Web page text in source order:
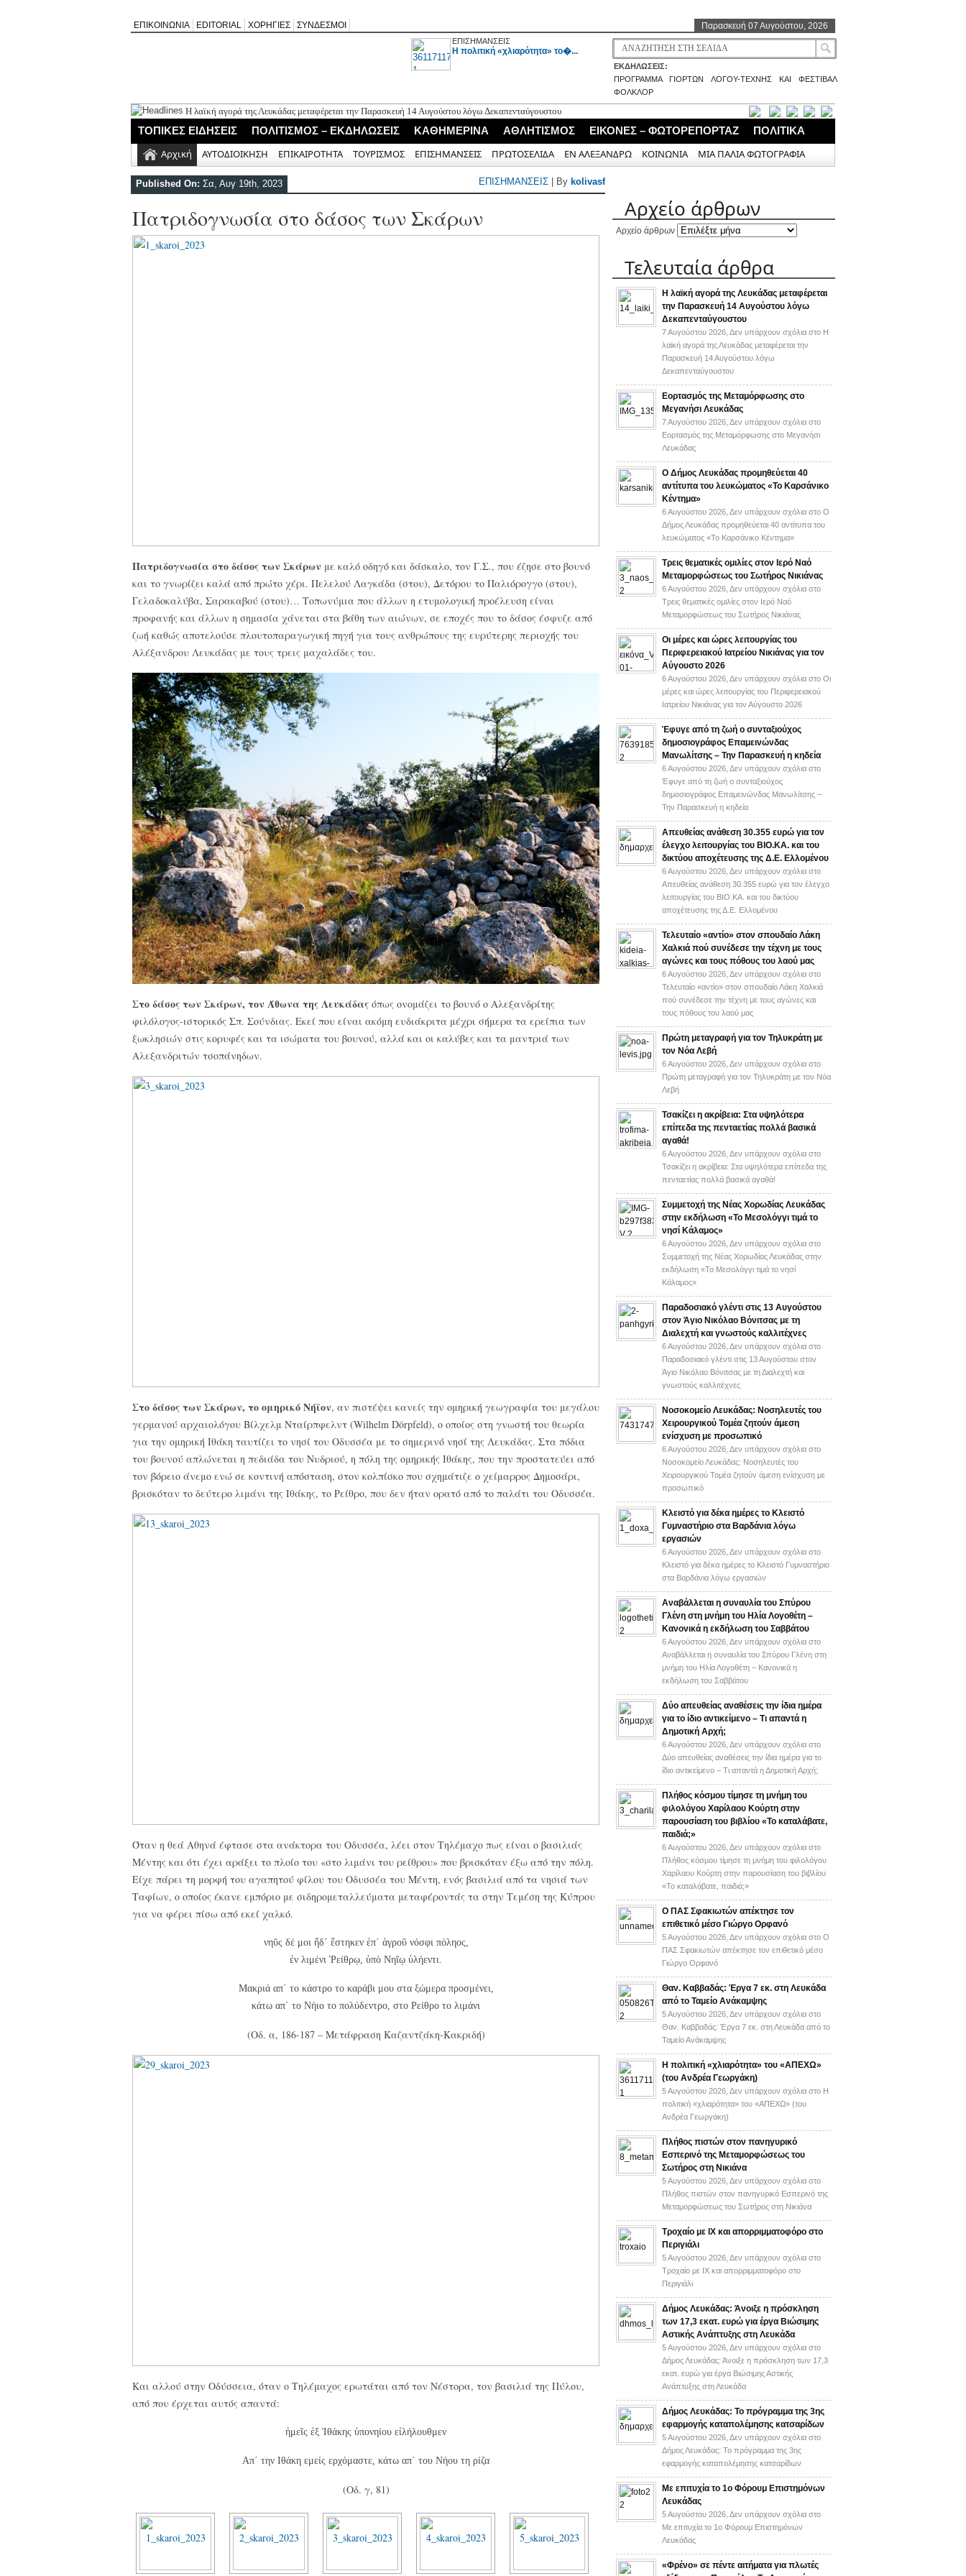
ΕΠΙΚΟΙΝΩΝΙΑ EDITORIAL ΧΟΡΗΓΙΕΣ ΣΥΝΔΕΣΜΟΙ Παρασκευή 07 Αυγούστου, 2026
ΕΠΙΣΗΜΑΝΣΕΙΣ
H πολιτική «χλιαρότητα» το�...
ΕΚΔΗΛΩΣΕΙΣ:
ΠΡΟΓΡΑΜΜΑ ΓΙΟΡΤΩΝ ΛΟΓΟΥ-ΤΕΧΝΗΣ ΚΑΙ ΦΕΣΤΙΒΑΛ
ΦΟΛΚΛΟΡ
Η λαϊκή αγορά της Λευκάδας μεταφέρεται την Παρασκευή 14 Αυγούστου λόγω Δεκαπενταύγουστου
Εορτασμός της Μεταμόρφωσης στο Μεγανήσι Λευκάδας
Ο Δήμος Λευκάδας προμηθεύεται 40 αντίτυπα του λευκώματος «Το Καρσάνικο Κέντημα»
Τρεις θεματικές ομιλίες στον Ιερό Ναό Μεταμορφώσεως του Σωτήρος Νικιάνας
Οι μέρες και ώρες λειτουργίας του Περιφερειακού Ιατρείου Νικιάνας για τον Αύγουστο 2026
ΤΟΠΙΚΕΣ ΕΙΔΗΣΕΙΣ ΠΟΛΙΤΙΣΜΟΣ – ΕΚΔΗΛΩΣΕΙΣ ΚΑΘΗΜΕΡΙΝΑ ΑΘΛΗΤΙΣΜΟΣ ΕΙΚΟΝΕΣ – ΦΩΤΟΡΕΠΟΡΤΑΖ ΠΟΛΙΤΙΚΑ
Αρχική ΑΥΤΟΔΙΟΙΚΗΣΗ ΕΠΙΚΑΙΡΟΤΗΤΑ ΤΟΥΡΙΣΜΟΣ ΕΠΙΣΗΜΑΝΣΕΙΣ ΠΡΩΤΟΣΕΛΙΔΑ ΕΝ ΑΛΕΞΑΝΔΡΩ ΚΟΙΝΩΝΙΑ ΜΙΑ ΠΑΛΙΑ ΦΩΤΟΓΡΑΦΙΑ
Published On: Σα, Αυγ 19th, 2023 ΕΠΙΣΗΜΑΝΣΕΙΣ | By kolivasf
Πατριδογνωσία στο δάσος των Σκάρων
Πατριδογνωσία στο δάσος των Σκάρων με καλό οδηγό και δάσκαλο, τον Γ.Σ., που έζησε στο βουνό
και το γνωρίζει καλά από πρώτο χέρι. Πελελού Λαγκάδα (στου), Δετόρου το Παλιόρογγο (στου),
Γελαδοκαλύβα, Σαρακαβού (στου)… Τοπωνύμια που άλλων η ετυμολογική προέλευση είναι
προφανής και άλλων η σημασία χάνεται στα βάθη των αιώνων, σε εποχές που το δάσος έσφυζε από
ζωή καθώς αποτελούσε πλουτοπαραγωγική πηγή για τους ανθρώπους της ευρύτερης περιοχής του
Αλέξανδρου Λευκάδας με τους τρεις μαχαλάδες του.
Στο δάσος των Σκάρων, τον Άθωνα της Λευκάδας όπως ονομάζει το βουνό ο Αλεξανδρίτης
φιλόλογος-ιστορικός Σπ. Σούνδιας. Εκεί που είναι ακόμη ευδιάκριτα μέχρι σήμερα τα ερείπια των
ξωκλησιών στις κορυφές και τα ισώματα του βουνού, αλλά και οι καλύβες και τα μαντριά των
Αλεξανδριτών τσοπάνηδων.
Στο δάσος των Σκάρων, το ομηρικό Νήϊον, αν πιστέψει κανείς την ομηρική γεωγραφία του μεγάλου
γερμανού αρχαιολόγου Βίλχελμ Νταίρπφελντ (Wilhelm Dörpfeld), ο οποίος στη γνωστή του θεωρία
για την ομηρική Ιθάκη ταυτίζει το νησί του Οδυσσέα με το σημερινό νησί της Λευκάδας. Στα πόδια
του βουνού απλώνεται η πεδιάδα του Νυδριού, η πόλη της ομηρικής Ιθάκης, που την προστατεύει από
τον βόρειο άνεμο ενώ σε κοντινή απόσταση, στον κολπίσκο που σχημάτιζε ο χείμαρρος Δημοσάρι,
βρισκόταν το δεύτερο λιμάνι της Ιθάκης, το Ρείθρο, που δεν ήταν ορατό από το παλάτι του Οδυσσέα.
Όταν η θεά Αθηνά έφτασε στα ανάκτορα του Οδυσσέα, λέει στον Τηλέμαχο πως είναι ο βασιλιάς
Μέντης και ότι έχει αράξει το πλοίο του «στο λιμάνι του ρείθρου» που βρισκόταν έξω από την πόλη.
Είχε πάρει τη μορφή του αγαπητού φίλου του Οδυσσέα του Μέντη, ενός βασιλιά από τα νησιά των
Ταφίων, ο οποίος έκανε εμπόριο με σιδηρομεταλλεύματα μεταφέροντάς τα στην Τεμέση της Κύπρου
για να φέρει πίσω από εκεί χαλκό.
νηῦς δέ μοι ἥδ΄ ἕστηκεν ἐπ΄ ἀγροῦ νόσφι πόληος,
ἐν λιμένι Ῥείθρῳ, ὑπὸ Νηΐῳ ὑλήεντι.
Μακριά απ΄ το κάστρο το καράβι μου στα ξώμερα προσμένει,
κάτω απ΄ το Νήιο το πολύδεντρο, στο Ρείθρο το λιμάνι
(Οδ. α, 186-187 – Μετάφραση Καζαντζάκη-Κακριδή)
Και αλλού στην Οδύσσεια, όταν ο Τηλέμαχος ερωτάται από τον Νέστορα, τον βασιλιά της Πύλου,
από που έρχεται αυτός απαντά:
ἡμεῖς ἐξ Ἰθάκης ὑπονηίου εἰλήλουθμεν
Απ΄ την Ιθάκη εμείς ερχόμαστε, κάτω απ΄ του Νήου τη ρίζα
(Οδ. γ, 81)
Αρχείο άρθρων
Αρχείο άρθρων
Τελευταία άρθρα
Η λαϊκή αγορά της Λευκάδας μεταφέρεται
την Παρασκευή 14 Αυγούστου λόγω
Δεκαπενταύγουστου
7 Αυγούστου 2026, Δεν υπάρχουν σχόλια στο Η
λαϊκή αγορά της Λευκάδας μεταφέρεται την
Παρασκευή 14 Αυγούστου λόγω
Δεκαπενταύγουστου
Εορτασμός της Μεταμόρφωσης στο
Μεγανήσι Λευκάδας
7 Αυγούστου 2026, Δεν υπάρχουν σχόλια στο
Εορτασμός της Μεταμόρφωσης στο Μεγανήσι
Λευκάδας
Ο Δήμος Λευκάδας προμηθεύεται 40
αντίτυπα του λευκώματος «Το Καρσάνικο
Κέντημα»
6 Αυγούστου 2026, Δεν υπάρχουν σχόλια στο Ο
Δήμος Λευκάδας προμηθεύεται 40 αντίτυπα του
λευκώματος «Το Καρσάνικο Κέντημα»
Τρεις θεματικές ομιλίες στον Ιερό Ναό
Μεταμορφώσεως του Σωτήρος Νικιάνας
6 Αυγούστου 2026, Δεν υπάρχουν σχόλια στο
Τρεις θεματικές ομιλίες στον Ιερό Ναό
Μεταμορφώσεως του Σωτήρος Νικιάνας
Οι μέρες και ώρες λειτουργίας του
Περιφερειακού Ιατρείου Νικιάνας για τον
Αύγουστο 2026
6 Αυγούστου 2026, Δεν υπάρχουν σχόλια στο Οι
μέρες και ώρες λειτουργίας του Περιφερειακού
Ιατρείου Νικιάνας για τον Αύγουστο 2026
Έφυγε από τη ζωή ο συνταξιούχος
δημοσιογράφος Επαμεινώνδας
Μανωλίτσης – Την Παρασκευή η κηδεία
6 Αυγούστου 2026, Δεν υπάρχουν σχόλια στο
Έφυγε από τη ζωή ο συνταξιούχος
δημοσιογράφος Επαμεινώνδας Μανωλίτσης –
Την Παρασκευή η κηδεία
Απευθείας ανάθεση 30.355 ευρώ για τον
έλεγχο λειτουργίας του ΒΙΟ.ΚΑ. και του
δικτύου αποχέτευσης της Δ.Ε. Ελλομένου
6 Αυγούστου 2026, Δεν υπάρχουν σχόλια στο
Απευθείας ανάθεση 30.355 ευρώ για τον έλεγχο
λειτουργίας του ΒΙΟ.ΚΑ. και του δικτύου
αποχέτευσης της Δ.Ε. Ελλομένου
Τελευταίο «αντίο» στον σπουδαίο Λάκη
Χαλκιά πού συνέδεσε την τέχνη με τους
αγώνες και τους πόθους του λαού μας
6 Αυγούστου 2026, Δεν υπάρχουν σχόλια στο
Τελευταίο «αντίο» στον σπουδαίο Λάκη Χαλκιά
πού συνέδεσε την τέχνη με τους αγώνες και
τους πόθους του λαού μας
Πρώτη μεταγραφή για τον Τηλυκράτη με
τον Νόα Λεβή
6 Αυγούστου 2026, Δεν υπάρχουν σχόλια στο
Πρώτη μεταγραφή για τον Τηλυκράτη με τον Νόα
Λεβή
Τσακίζει η ακρίβεια: Στα υψηλότερα
επίπεδα της πενταετίας πολλά βασικά
αγαθά!
6 Αυγούστου 2026, Δεν υπάρχουν σχόλια στο
Τσακίζει η ακρίβεια: Στα υψηλότερα επίπεδα της
πενταετίας πολλά βασικά αγαθά!
Συμμετοχή της Νέας Χορωδίας Λευκάδας
στην εκδήλωση «Το Μεσολόγγι τιμά το
νησί Κάλαμος»
6 Αυγούστου 2026, Δεν υπάρχουν σχόλια στο
Συμμετοχή της Νέας Χορωδίας Λευκάδας στην
εκδήλωση «Το Μεσολόγγι τιμά το νησί
Κάλαμος»
Παραδοσιακό γλέντι στις 13 Αυγούστου
στον Άγιο Νικόλαο Βόνιτσας με τη
Διαλεχτή και γνωστούς καλλιτέχνες
6 Αυγούστου 2026, Δεν υπάρχουν σχόλια στο
Παραδοσιακό γλέντι στις 13 Αυγούστου στον
Άγιο Νικόλαο Βόνιτσας με τη Διαλεχτή και
γνωστούς καλλιτέχνες
Νοσοκομείο Λευκάδας: Νοσηλευτές του
Χειρουργικού Τομέα ζητούν άμεση
ενίσχυση με προσωπικό
6 Αυγούστου 2026, Δεν υπάρχουν σχόλια στο
Νοσοκομείο Λευκάδας: Νοσηλευτές του
Χειρουργικού Τομέα ζητούν άμεση ενίσχυση με
προσωπικό
Κλειστό για δέκα ημέρες το Κλειστό
Γυμναστήριο στα Βαρδάνια λόγω
εργασιών
6 Αυγούστου 2026, Δεν υπάρχουν σχόλια στο
Κλειστό για δέκα ημέρες το Κλειστό Γυμναστήριο
στα Βαρδάνια λόγω εργασιών
Αναβάλλεται η συναυλία του Σπύρου
Γλένη στη μνήμη του Ηλία Λογοθέτη –
Κανονικά η εκδήλωση του Σαββάτου
6 Αυγούστου 2026, Δεν υπάρχουν σχόλια στο
Αναβάλλεται η συναυλία του Σπύρου Γλένη στη
μνήμη του Ηλία Λογοθέτη – Κανονικά η
εκδήλωση του Σαββάτου
Δύο απευθείας αναθέσεις την ίδια ημέρα
για το ίδιο αντικείμενο – Τι απαντά η
Δημοτική Αρχή;
6 Αυγούστου 2026, Δεν υπάρχουν σχόλια στο
Δύο απευθείας αναθέσεις την ίδια ημέρα για το
ίδιο αντικείμενο – Τι απαντά η Δημοτική Αρχή;
Πλήθος κόσμου τίμησε τη μνήμη του
φιλολόγου Χαρίλαου Κούρτη στην
παρουσίαση του βιβλίου «Το καταλάβατε,
παιδιά;»
6 Αυγούστου 2026, Δεν υπάρχουν σχόλια στο
Πλήθος κόσμου τίμησε τη μνήμη του φιλολόγου
Χαρίλαου Κούρτη στην παρουσίαση του βιβλίου
«Το καταλάβατε, παιδιά;»
Ο ΠΑΣ Σφακιωτών απέκτησε τον
επιθετικό μέσο Γιώργο Ορφανό
5 Αυγούστου 2026, Δεν υπάρχουν σχόλια στο Ο
ΠΑΣ Σφακιωτών απέκτησε τον επιθετικό μέσο
Γιώργο Ορφανό
Θαν. Καββαδάς: Έργα 7 εκ. στη Λευκάδα
από το Ταμείο Ανάκαμψης
5 Αυγούστου 2026, Δεν υπάρχουν σχόλια στο
Θαν. Καββαδάς: Έργα 7 εκ. στη Λευκάδα από το
Ταμείο Ανάκαμψης
H πολιτική «χλιαρότητα» του «AΠΕΧΩ»
(του Ανδρέα Γεωργάκη)
5 Αυγούστου 2026, Δεν υπάρχουν σχόλια στο H
πολιτική «χλιαρότητα» του «AΠΕΧΩ» (του
Ανδρέα Γεωργάκη)
Πλήθος πιστών στον πανηγυρικό
Εσπερινό της Μεταμορφώσεως του
Σωτήρος στη Νικιάνα
5 Αυγούστου 2026, Δεν υπάρχουν σχόλια στο
Πλήθος πιστών στον πανηγυρικό Εσπερινό της
Μεταμορφώσεως του Σωτήρος στη Νικιάνα
Τροχαίο με ΙΧ και απορριμματοφόρο στο
Περιγιάλι
5 Αυγούστου 2026, Δεν υπάρχουν σχόλια στο
Τροχαίο με ΙΧ και απορριμματοφόρο στο
Περιγιάλι
Δήμος Λευκάδας: Άνοιξε η πρόσκληση
των 17,3 εκατ. ευρώ για έργα Βιώσιμης
Αστικής Ανάπτυξης στη Λευκάδα
5 Αυγούστου 2026, Δεν υπάρχουν σχόλια στο
Δήμος Λευκάδας: Άνοιξε η πρόσκληση των 17,3
εκατ. ευρώ για έργα Βιώσιμης Αστικής
Ανάπτυξης στη Λευκάδα
Δήμος Λευκάδας: Το πρόγραμμα της 3ης
εφαρμογής καταπολέμησης κατσαρίδων
5 Αυγούστου 2026, Δεν υπάρχουν σχόλια στο
Δήμος Λευκάδας: Το πρόγραμμα της 3ης
εφαρμογής καταπολέμησης κατσαρίδων
Με επιτυχία το 1ο Φόρουμ Επιστημόνων
Λευκάδας
5 Αυγούστου 2026, Δεν υπάρχουν σχόλια στο
Με επιτυχία το 1ο Φόρουμ Επιστημόνων
Λευκάδας
«Φρένο» σε πέντε αιτήματα για πλωτές